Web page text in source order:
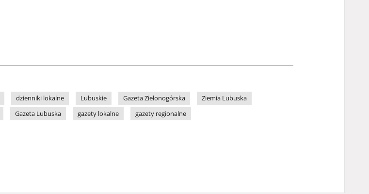
dzienniki lokalne Lubuskie Gazeta Zielonogórska
Ziemia Lubuska
Gazeta Lubuska gazety lokalne gazety regionalne